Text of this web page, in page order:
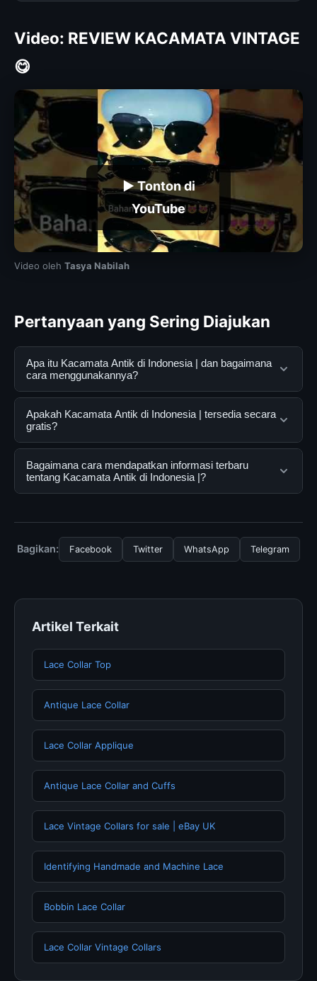
Video: REVIEW KACAMATA VINTAGE
😋
▶ Tonton di
YouTube
Video oleh Tasya Nabilah
Pertanyaan yang Sering Diajukan
Apa itu Kacamata Antik di Indonesia | dan bagaimana
cara menggunakannya?
Kacamata Antik di Indonesia | adalah layanan digital
yang dirancang untuk membantu pengguna
mendapatkan informasi lengkap dan terpercaya. Anda
dapat menggunakannya dengan mengunjungi situs
resmi dan mengikuti panduan yang tersedia.
Apakah Kacamata Antik di Indonesia | tersedia secara
gratis?
Ya, Kacamata Antik di Indonesia | dapat diakses secara
gratis oleh semua pengguna. Tidak ada biaya
tersembunyi atau langganan yang diperlukan untuk
Bagaimana cara mendapatkan informasi terbaru
tentang Kacamata Antik di Indonesia |?
halaman resmi kami secara berkala. Kami selalu
memperbarui konten dengan informasi terkini dan
Bagikan: Facebook Twitter WhatsApp Telegram
Artikel Terkait
Lace Collar Top
Antique Lace Collar
Lace Collar Applique
Antique Lace Collar and Cuffs
Lace Vintage Collars for sale | eBay UK
Identifying Handmade and Machine Lace
Bobbin Lace Collar
Lace Collar Vintage Collars